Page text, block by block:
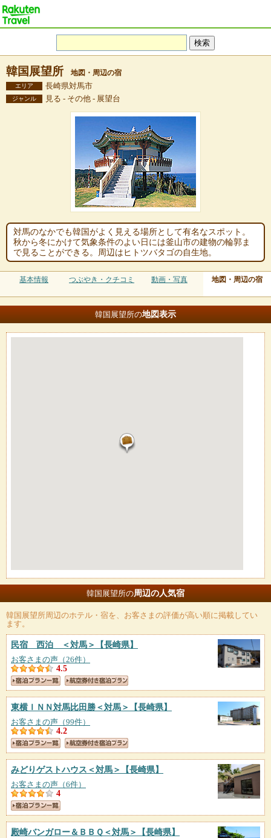
韓国展望所 地図・周辺の宿
エリア 長崎県対馬市
ジャンル 見る - その他 - 展望台
対馬のなかでも韓国がよく見える場所として有名なスポット。
秋から冬にかけて気象条件のよい日には釜山市の建物の輪郭ま
で見ることができる。周辺はヒトツバタゴの自生地。
基本情報 つぶやき・クチコミ 動画・写真 地図・周辺の宿
韓国展望所の地図表示
韓国展望所の周辺の人気宿
韓国展望所周辺のホテル・宿を、お客さまの評価が高い順に掲載してい
ます。
民宿 西泊 ＜対馬＞ 【長崎県】
お客さまの声（26件）
4.5
東横ＩＮＮ対馬比田勝＜対馬＞ 【長崎県】
お客さまの声（99件）
4.2
みどりゲストハウス＜対馬＞ 【長崎県】
お客さまの声（6件）
4
殿崎バンガロー＆ＢＢＱ＜対馬＞ 【長崎県】